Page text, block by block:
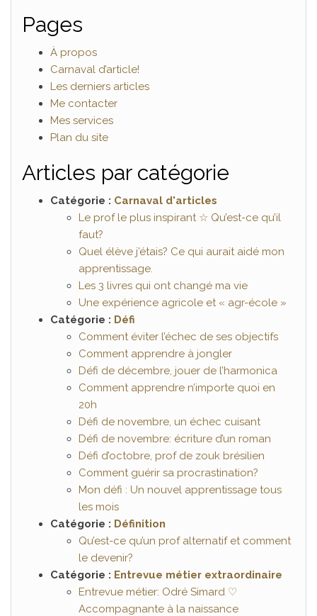
Pages
À propos
Carnaval d’article!
Les derniers articles
Me contacter
Mes services
Plan du site
Articles par catégorie
Catégorie : Carnaval d'articles
Le prof le plus inspirant ☆ Qu’est-ce qu’il
faut?
Quel élève j’étais? Ce qui aurait aidé mon
apprentissage.
Les 3 livres qui ont changé ma vie
Une expérience agricole et « agr-école »
Catégorie : Défi
Comment éviter l’échec de ses objectifs
Comment apprendre à jongler
Défi de décembre, jouer de l’harmonica
Comment apprendre n’importe quoi en
20h
Défi de novembre, un échec cuisant
Défi de novembre: écriture d’un roman
Défi d’octobre, prof de zouk brésilien
Comment guérir sa procrastination?
Mon défi : Un nouvel apprentissage tous
les mois
Catégorie : Définition
Qu’est-ce qu’un prof alternatif et comment
le devenir?
Catégorie : Entrevue métier extraordinaire
Entrevue métier: Odré Simard ♡
Accompagnante à la naissance